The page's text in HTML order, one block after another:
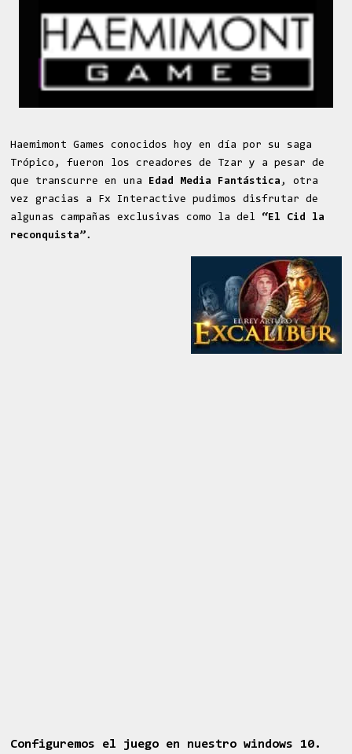
Haemimont Games conocidos hoy en día por su saga
Trópico, fueron los creadores de Tzar y a pesar de
que transcurre en una
Edad Media Fantástica , otra
vez gracias a Fx Interactive pudimos disfrutar de
algunas campañas exclusivas como la del “El Cid la
reconquista”.
Configuremos el juego en nuestro windows 10.